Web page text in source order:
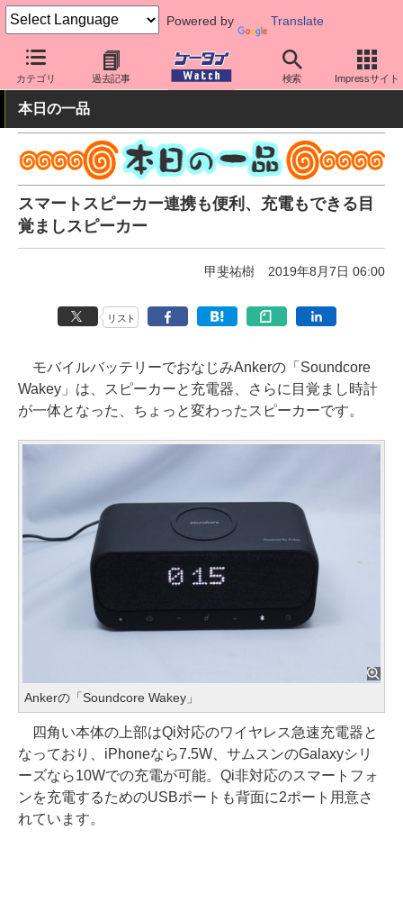
Powered by Translate
カテゴリ 過去記事 検索 Impressサイト
ケータイ Watch 周辺機器/アクセサリー オーディオ
本日の一品
スマートスピーカー連携も便利、充電もできる目
覚ましスピーカー
甲斐祐樹 2019年8月7日 06:00
リスト
モバイルバッテリーでおなじみAnkerの「Soundcore
Wakey」は、スピーカーと充電器、さらに目覚まし時計
が一体となった、ちょっと変わったスピーカーです。
Ankerの「Soundcore Wakey」
四角い本体の上部はQi対応のワイヤレス急速充電器と
なっており、iPhoneなら7.5W、サムスンのGalaxyシリ
ーズなら10Wでの充電が可能。Qi非対応のスマートフォ
ンを充電するためのUSBポートも背面に2ポート用意さ
れています。